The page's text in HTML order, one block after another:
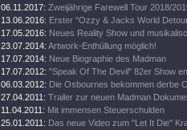
06.11.2017: Zweijährige Farewell Tour 2018/
13.06.2016: Erster "Ozzy & Jacks World
17.05.2016: Neues Reality Show und
23.07.2014: Artwork-Enthüllung möglich!
17.07.2014: Neue Biographie des Madman
17.07.2012: "Speak Of The Devil" 82er Show
06.03.2012: Die Osbournes bekommen derbe
27.04.2011: Trailer zur neuen Madman
11.04.2011: Mit immensen Steuerschulden
25.01.2011: Das neue Video zum "Let It Die"